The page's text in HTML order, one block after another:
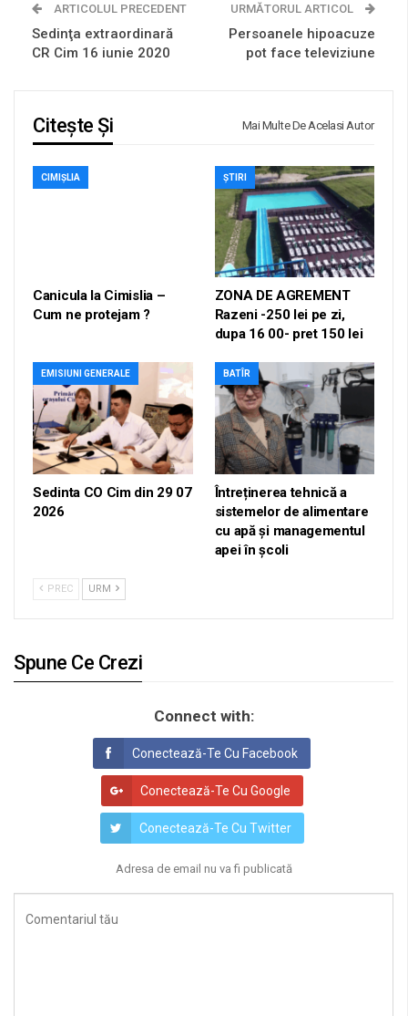
ARTICOLUL PRECEDENT
Sedinţa extraordinară
CR Cim 16 iunie 2020
URMĂTORUL ARTICOL
Persoanele hipoacuze
pot face televiziune
Citește Și Mai Multe De Acelasi Autor
CIMIȘLIA
Canicula la Cimislia –
Cum ne protejam ?
ȘTIRI
ZONA DE AGREMENT
Razeni -250 lei pe zi,
dupa 16 00- pret 150 lei
EMISIUNI GENERALE
Sedinta CO Cim din 29 07
2026
BATÎR
Întreținerea tehnică a
sistemelor de alimentare
cu apă și managementul
apei în școli
PREC URM
Spune Ce Crezi
Connect with:
Conectează-Te Cu Facebook
Conectează-Te Cu Google
Conectează-Te Cu Twitter
Adresa de email nu va fi publicată